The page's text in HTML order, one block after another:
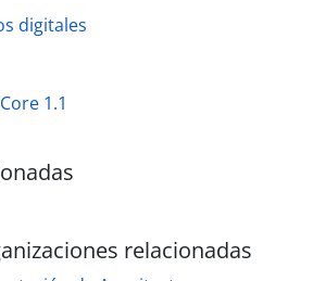
digitales
1.1
relacionadas